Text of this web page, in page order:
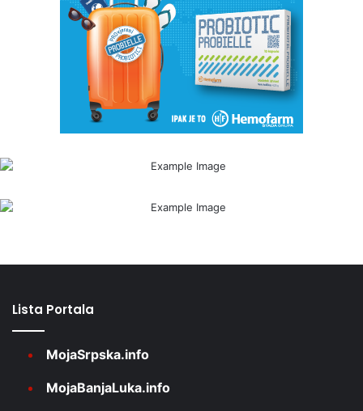
Lista Portala
MojaSrpska.info
MojaBanjaLuka.info